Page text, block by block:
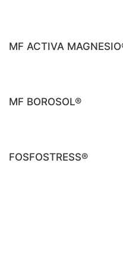
MF ACTIVA
MF BOROSOL®
FOSFOSTRESS®